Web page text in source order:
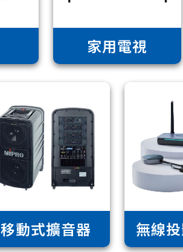
家用電視
移動式擴音器 無線